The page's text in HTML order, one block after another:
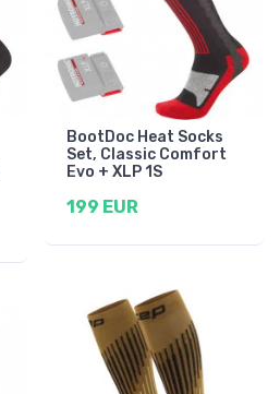
BootDoc Heat Socks
Set, Classic Comfort
Evo + XLP 1S
199 EUR